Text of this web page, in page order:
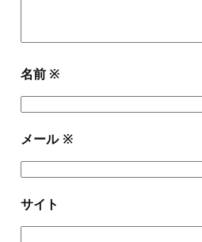
名前 ※
メール ※
サイト